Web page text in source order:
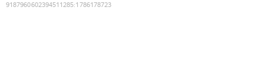
9187960602394511285:1786178723